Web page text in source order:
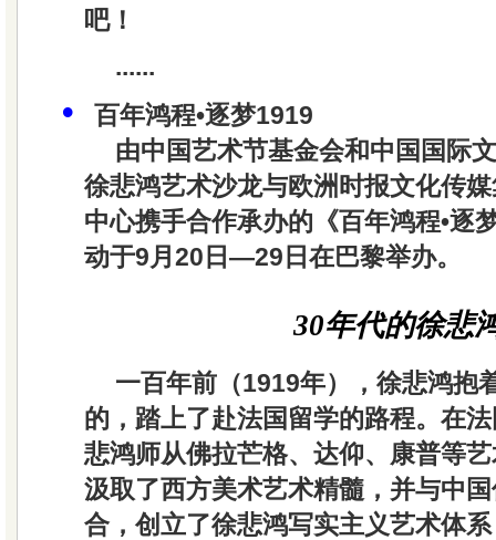
吧！
......
•
百年鸿程•逐梦1919
由中国艺术节基金会和中国国际
徐悲鸿艺术沙龙与欧洲时报文化传
中心携手合作承办的《百年鸿程•逐
动于9月20日—29日在巴黎举办。
30年代的徐悲
一百年前（1919年），徐悲鸿抱
的，踏上了赴法国留学的路程。在
悲鸿师从佛拉芒格、达仰、康普等
汲取了西方美术艺术精髓，并与中
合，创立了徐悲鸿写实主义艺术体